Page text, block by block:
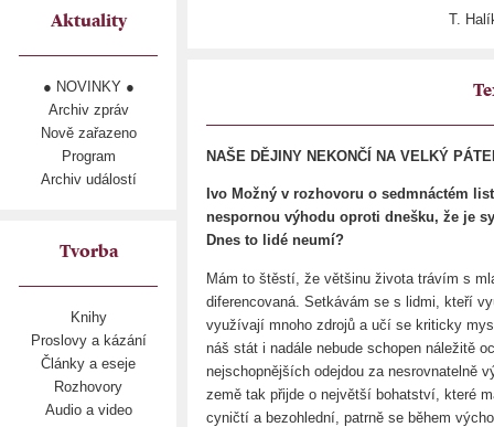
Aktuality
● NOVINKY ●
Archiv zpráv
Nově zařazeno
Program
Archiv událostí
Tvorba
Knihy
Proslovy a kázání
Články a eseje
Rozhovory
Audio a video
T.
NAŠE DĚJINY NEKONČÍ NA VELKÝ
Ivo Možný v rozhovoru o sedmnáctém
nespornou výhodu oproti dnešku, že je
Dnes to lidé neumí?
Mám to štěstí, že většinu života trávím s
diferencovaná. Setkávám se s lidmi, kteří
využívají mnoho zdrojů a učí se kriticky
náš stát i nadále nebude schopen náležitě
nejschopnějších odejdou za nesrovnatelně
země tak přijde o největší bohatství, které
cyničtí a bezohlední, patrně se během